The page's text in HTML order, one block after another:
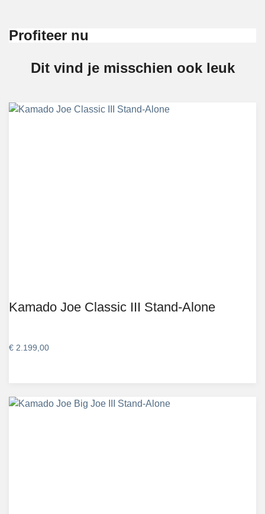
Profiteer nu
Dit vind je misschien ook leuk
Kamado Joe Classic III Stand-Alone
€ 2.199,00